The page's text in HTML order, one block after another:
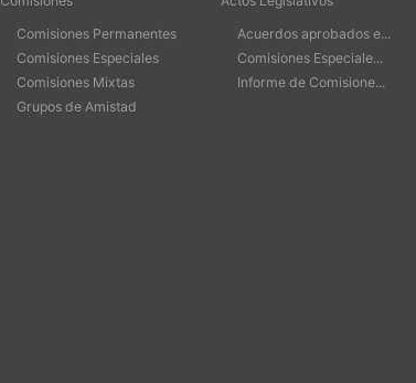
Comisiones Permanentes
Comisiones Especiales
Comisiones Mixtas
Grupos de Amistad
Acuerdos aprobados e...
Comisiones Especiale...
Informe de Comisione...